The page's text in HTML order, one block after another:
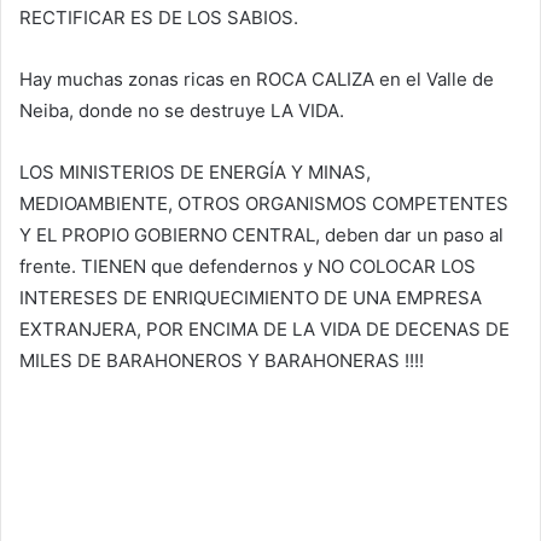
RECTIFICAR ES DE LOS SABIOS.
Hay muchas zonas ricas en ROCA CALIZA en el Valle de
Neiba, donde no se destruye LA VIDA.
LOS MINISTERIOS DE ENERGÍA Y MINAS,
MEDIOAMBIENTE, OTROS ORGANISMOS COMPETENTES
Y EL PROPIO GOBIERNO CENTRAL, deben dar un paso al
frente. TIENEN que defendernos y NO COLOCAR LOS
INTERESES DE ENRIQUECIMIENTO DE UNA EMPRESA
EXTRANJERA, POR ENCIMA DE LA VIDA DE DECENAS DE
MILES DE BARAHONEROS Y BARAHONERAS !!!!